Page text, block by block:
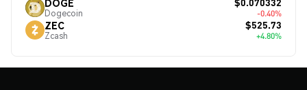
Dogecoin -0.40%
ZEC
Zcash
$525.73
+4.80%